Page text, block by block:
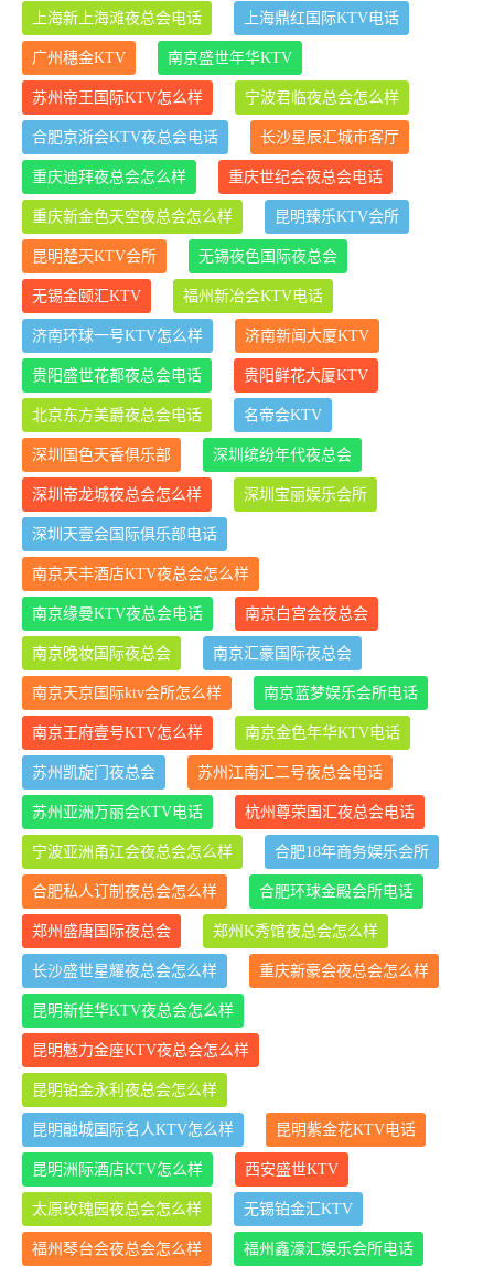
上海新上海滩夜总会电话 上海鼎红国际KTV电话
广州穗金KTV 南京盛世年华KTV
苏州帝王国际KTV怎么样 宁波君临夜总会怎么样
合肥京浙会KTV夜总会电话 长沙星辰汇城市客厅
重庆迪拜夜总会怎么样 重庆世纪会夜总会电话
重庆新金色天空夜总会怎么样 昆明臻乐KTV会所
昆明楚天KTV会所 无锡夜色国际夜总会
无锡金颐汇KTV 福州新冶会KTV电话
济南环球一号KTV怎么样 济南新闻大厦KTV
贵阳盛世花都夜总会电话 贵阳鲜花大厦KTV
北京东方美爵夜总会电话 名帝会KTV
深圳国色天香俱乐部 深圳缤纷年代夜总会
深圳帝龙城夜总会怎么样 深圳宝丽娱乐会所
深圳天壹会国际俱乐部电话
南京天丰酒店KTV夜总会怎么样
南京缘曼KTV夜总会电话 南京白宫会夜总会
南京晚妆国际夜总会 南京汇豪国际夜总会
南京天京国际ktv会所怎么样 南京蓝梦娱乐会所电话
南京王府壹号KTV怎么样 南京金色年华KTV电话
苏州凯旋门夜总会 苏州江南汇二号夜总会电话
苏州亚洲万丽会KTV电话 杭州尊荣国汇夜总会电话
宁波亚洲甬江会夜总会怎么样 合肥18年商务娱乐会所
合肥私人订制夜总会怎么样 合肥环球金殿会所电话
郑州盛唐国际夜总会 郑州K秀馆夜总会怎么样
长沙盛世星耀夜总会怎么样 重庆新豪会夜总会怎么样
昆明新佳华KTV夜总会怎么样
昆明魅力金座KTV夜总会怎么样
昆明铂金永利夜总会怎么样
昆明融城国际名人KTV怎么样 昆明紫金花KTV电话
昆明洲际酒店KTV怎么样 西安盛世KTV
太原玫瑰园夜总会怎么样 无锡铂金汇KTV
福州琴台会夜总会怎么样 福州鑫濠汇娱乐会所电话